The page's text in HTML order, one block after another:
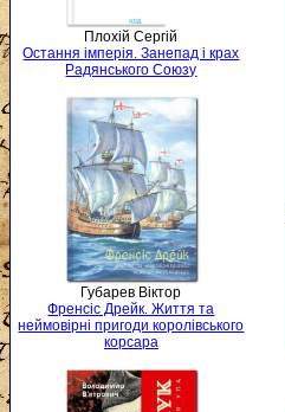
Плохій Сергій
Остання імперія. Занепад і крах
Радянського Союзу
Губарев Віктор
Френсіс Дрейк. Життя та
неймовірні пригоди королівського
корсара